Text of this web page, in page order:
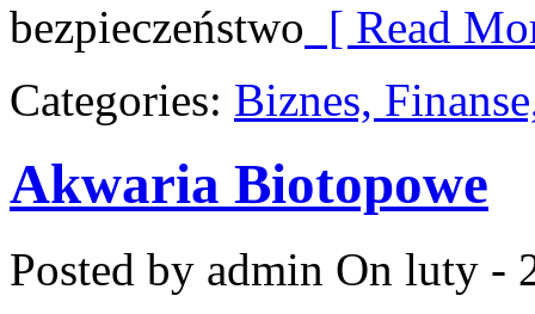
bezpieczeństwo [ Read
Categories: Biznes,
Akwaria Biotopowe
Posted by admin On luty -